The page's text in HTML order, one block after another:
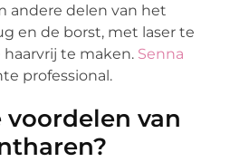
andere delen van het
en de borst, met laser te
te maken. Senna
professional.
van